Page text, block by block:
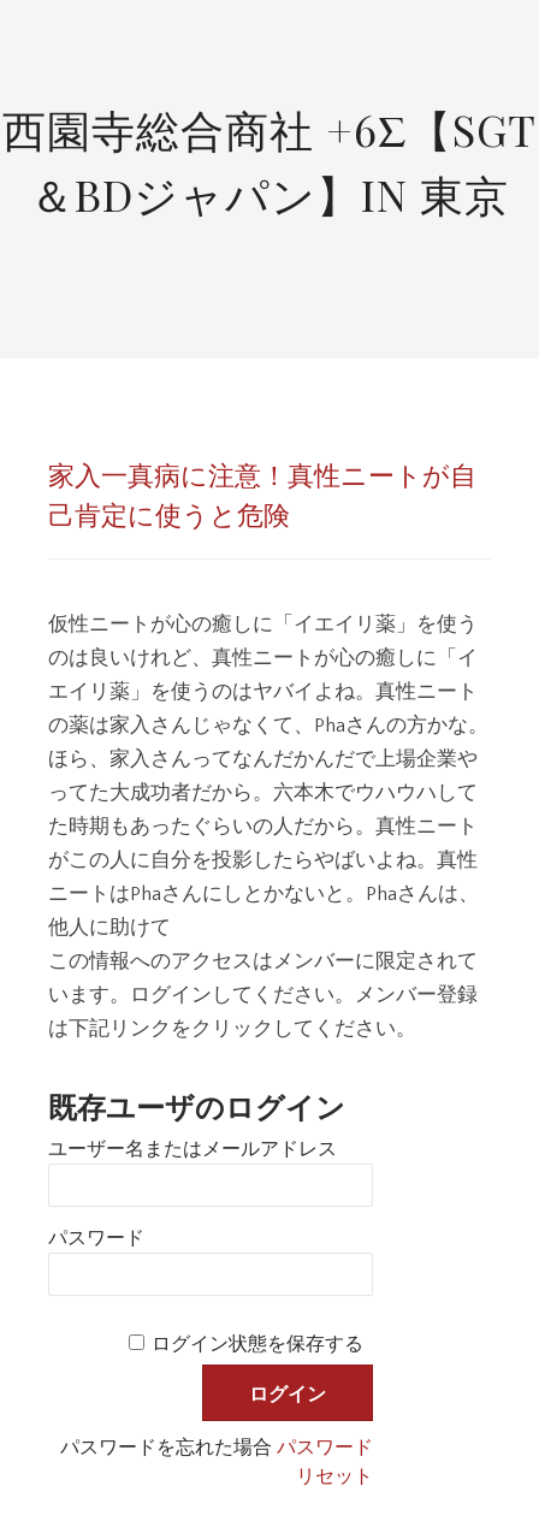
西園寺総合商社 +6Σ【SGT
＆BDジャパン】IN 東京
家入一真病に注意！真性ニートが自
己肯定に使うと危険
仮性ニートが心の癒しに「イエイリ薬」を使う
のは良いけれど、真性ニートが心の癒しに「イ
エイリ薬」を使うのはヤバイよね。真性ニート
の薬は家入さんじゃなくて、Phaさんの方かな。
ほら、家入さんってなんだかんだで上場企業や
ってた大成功者だから。六本木でウハウハして
た時期もあったぐらいの人だから。真性ニート
がこの人に自分を投影したらやばいよね。真性
ニートはPhaさんにしとかないと。Phaさんは、
他人に助けて
この情報へのアクセスはメンバーに限定されて
います。ログインしてください。メンバー登録
は下記リンクをクリックしてください。
既存ユーザのログイン
ユーザー名またはメールアドレス
パスワード
ログイン状態を保存する
パスワードを忘れた場合パスワード
リセット